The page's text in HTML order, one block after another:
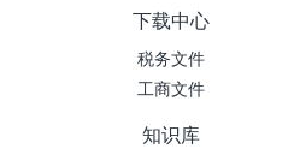
下载中心
税务文件
工商文件
知识库